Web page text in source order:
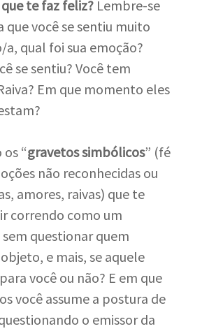
que te faz feliz? Lembre-se
que você se sentiu muito
a, qual foi sua emoção?
se sentiu? Você tem
Em que momento eles
os “gravetos simbólicos” (fé
não reconhecidas ou
amores, raivas) que te
correndo como um
questionar quem
e mais, se aquele
você ou não? E em que
você assume a postura de
o emissor da